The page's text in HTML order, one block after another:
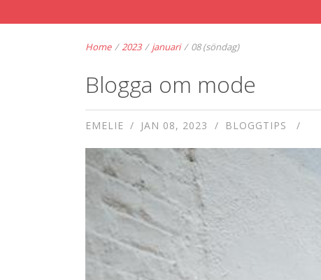
Home /2023 / januari / 08 (söndag)
Blogga om mode
EMELIE JAN 08, 2023 BLOGGTIPS